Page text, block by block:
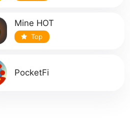
Mine HOT
Top
PocketFi